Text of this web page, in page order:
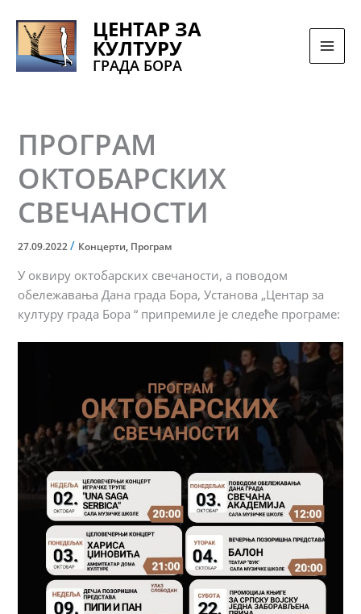
sadržaj
ЦЕНТАР ЗА
КУЛТУРУ
ГРАДА БОРА
ПРОГРАМ
ОКТОБАРСКИХ
СВЕЧАНОСТИ
27.09.2022/ Концерти Програм
У оквиру октобарских свечаности, а поводом
обележавања Дана града Бора, Установа „Центар за
културу града Бора “ припремиле је следеће програме: